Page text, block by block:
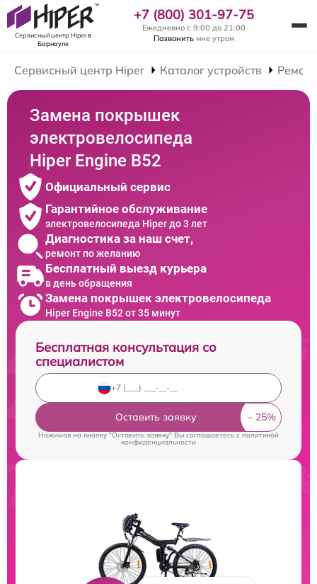
Сервисный центр Hiperв
Барнауле
+7 (800) 301-97-75
Ежедневно с 9:00 до 21:00
Позвонить мне утром
Сервисный центр Hiper Каталог устройств
Замена покрышек
электровелосипеда
Hiper Engine B52
Официальный сервис
Гарантийное обслуживание
электровелосипеда Hiper до 3 лет
Диагностика за наш счет,
ремонт по желанию
Бесплатный выезд курьера
в день обращения
Замена покрышек электровелосипеда
Hiper Engine B52 от 35 минут
Бесплатная консультация со
специалистом
Оставить заявку
Нажимая на кнопку "Оставить заявку" Вы соглашаетесь cполитикой
конфиденциальности